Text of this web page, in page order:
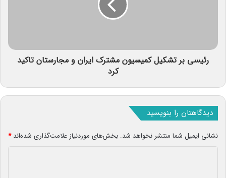
رئیسی بر تشکیل کمیسیون مشترک ایران و مجارستان تاکید
کرد
دیدگاهتان را بنویسید
نشانی ایمیل شما منتشر نخواهد شد. بخش‌های موردنیاز علامت‌گذاری شده‌اند*